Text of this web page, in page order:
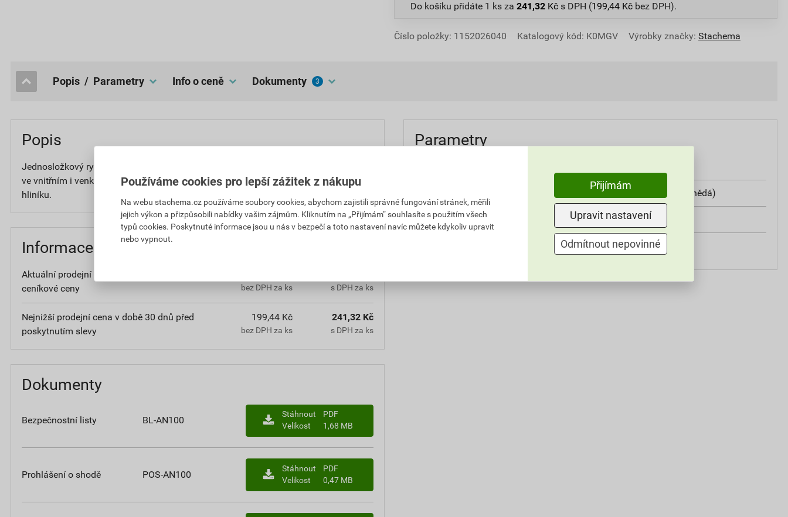
Do košíku přidáte 1 ks za 241,32 Kč s DPH (199,44 Kč bez DPH).
Číslo položky: 1152026040 Katalogový kód: K0MGV Výrobky značky: Stachema
popis / Parametry Info o ceně dokumenty 3
Popis
Jednosložkový rychleschnoucí syntetický nátěr vhodný pro ošetření ocelových prvků
ve vnitřním i venkovním prostředí. Zajištěná přídržnost i na pozinkované oceli a
hliníku.
Informace o ceně
Aktuální prodejní cena po slevě 10% z
ceníkové ceny
bez DPH za ks s DPH za ks
Nejnižší prodejní cena v době 30 dnů před
poskytnutím slevy
199,44 Kč
bez DPH za ks
241,32 Kč
s DPH za ks
Dokumenty
Bezpečnostní listy BL-AN100
Stáhnout
PDF
Velikost
1,68 MB
Prohlášení o shodě POS-AN100
Stáhnout
PDF
Velikost
0,47 MB
Parametry
RAL 8017 (čokoládová hnědá)
vydatnost až 9 m²/l v jedné vrstvě
válečkem, štětcem
Používáme cookies pro lepší zážitek z nákupu
Na webu stachema.cz používáme soubory cookies, abychom zajistili správné fungování stránek, měřili
jejich výkon a přizpůsobili nabídky vašim zájmům. Kliknutím na „Přijímám“ souhlasíte s použitím všech
typů cookies. Poskytnuté informace jsou u nás v bezpečí a toto nastavení navíc můžete kdykoliv upravit
nebo vypnout.
Přijímám
Upravit nastavení
Odmítnout nepovinné